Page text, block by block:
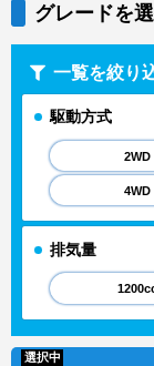
グレードを
一覧を絞り
駆動方式
2WD
4WD
排気量
選択中